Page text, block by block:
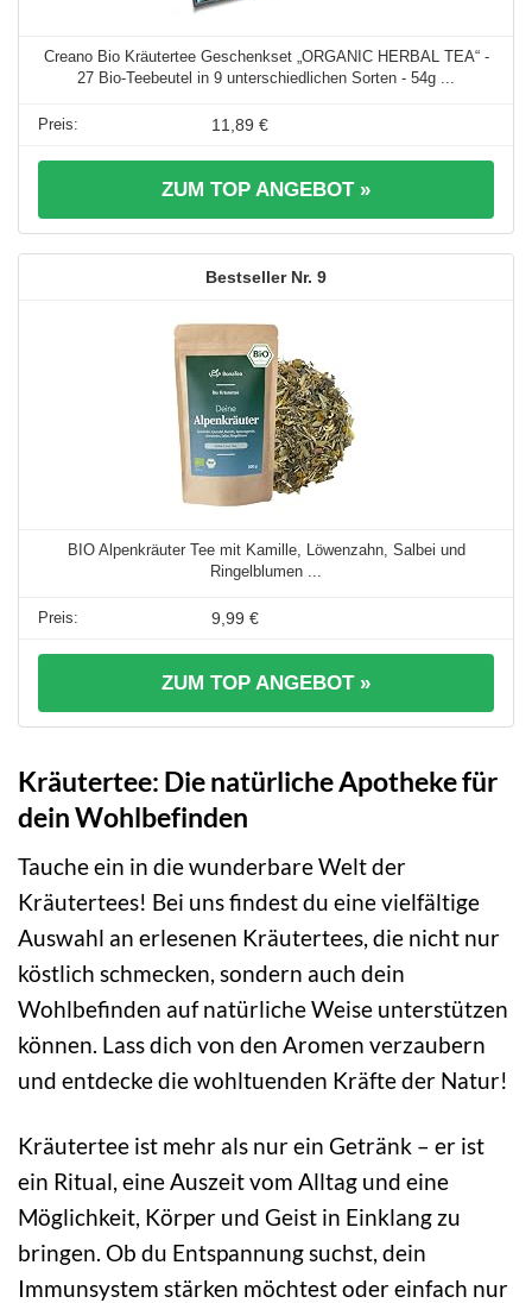
Creano Bio Kräutertee Geschenkset „ORGANIC HERBAL TEA“ -
27 Bio-Teebeutel in 9 unterschiedlichen Sorten - 54g ...
11,89 €
ZUM TOP ANGEBOT »
9
BIO Alpenkräuter Tee mit Kamille, Löwenzahn, Salbei und
Ringelblumen ...
9,99 €
ZUM TOP ANGEBOT »
Kräutertee: Die natürliche Apotheke für
dein Wohlbefinden
Tauche ein in die wunderbare Welt der
Kräutertees! Bei uns findest du eine vielfältige
Auswahl an erlesenen Kräutertees, die nicht nur
köstlich schmecken, sondern auch dein
Wohlbefinden auf natürliche Weise unterstützen
können. Lass dich von den Aromen verzaubern
und entdecke die wohltuenden Kräfte der Natur!
Kräutertee ist mehr als nur ein Getränk – er ist
ein Ritual, eine Auszeit vom Alltag und eine
Möglichkeit, Körper und Geist in Einklang zu
bringen. Ob du Entspannung suchst, dein
Immunsystem stärken möchtest oder einfach nur